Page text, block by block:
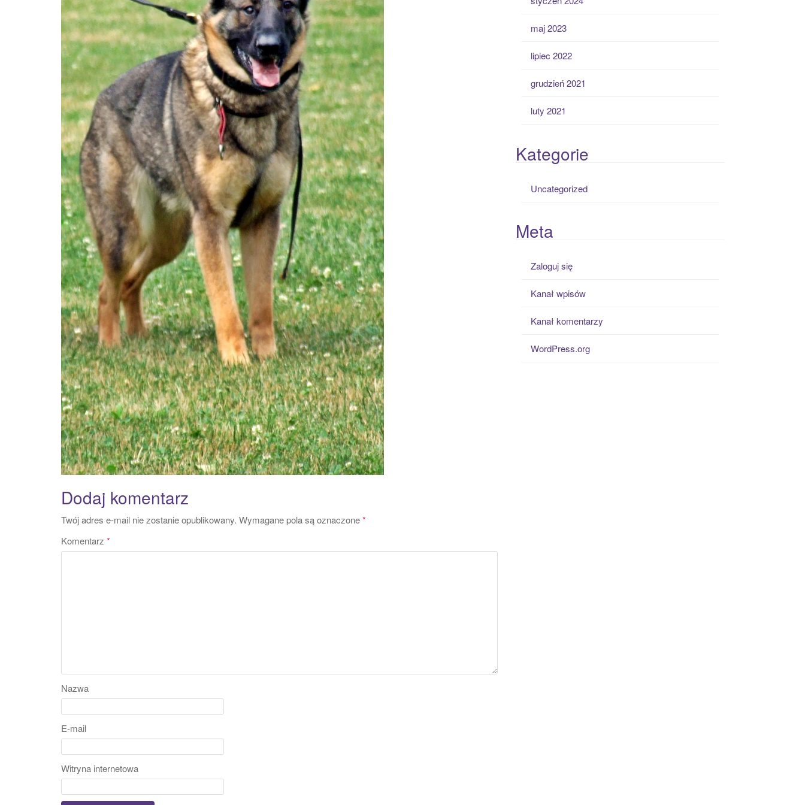
Dodaj komentarz
Twój adres e-mail nie zostanie opublikowany. Wymagane pola są oznaczone*
Komentarz *
Nazwa
E-mail
Witryna internetowa
maj 2023
lipiec 2022
grudzień 2021
luty 2021
Kategorie
Uncategorized
Meta
Zaloguj się
Kanał wpisów
Kanał komentarzy
WordPress.org